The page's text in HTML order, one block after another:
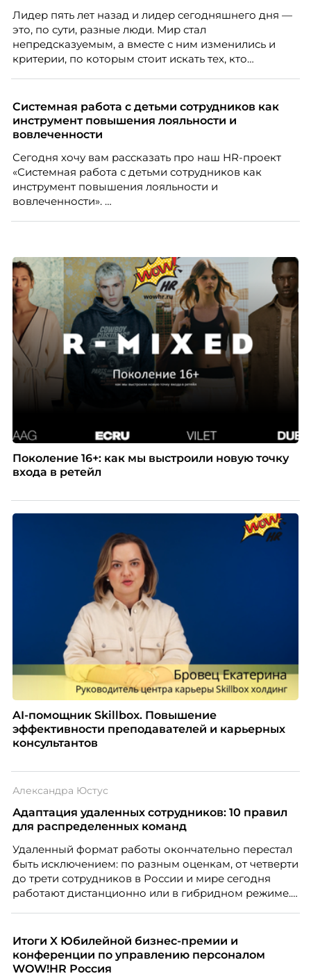
Лидер пять лет назад и лидер сегодняшнего дня —
это, по сути, разные люди. Мир стал
непредсказуемым, а вместе с ним изменились и
критерии, по которым стоит искать тех, кто
«свадебного генерала», почему стандартные
системы оценки часто упускают самых талантливых
людей и как выявить лидерский потенциал ещё до
Тимур Соколов, ключевой эксперт по
стратегическому развитию и формированию
культуры лидерства в организациях.
Системная работа с детьми сотрудников как
инструмент повышения лояльности и
вовлеченности
Сегодня хочу вам рассказать про наш HR-проект
«Системная работа с детьми сотрудников как
инструмент повышения лояльности и
вовлеченности».
Поколение 16+: как мы выстроили новую точку
входа в ретейл
AI-помощник Skillbox. Повышение
эффективности преподавателей и карьерных
консультантов
Александра Юстус
Адаптация удаленных сотрудников: 10 правил
для распределенных команд
Удаленный формат работы окончательно перестал
быть исключением: по разным оценкам, от четверти
до трети сотрудников в России и мире сегодня
работают дистанционно или в гибридном режиме.
адаптация во многом происходит сама собой, то на
расстоянии она требует осознанного
проектирования — иначе компания рискует
Итоги X Юбилейной бизнес-премии и
конференции по управлению персоналом
WOW!HR Россия